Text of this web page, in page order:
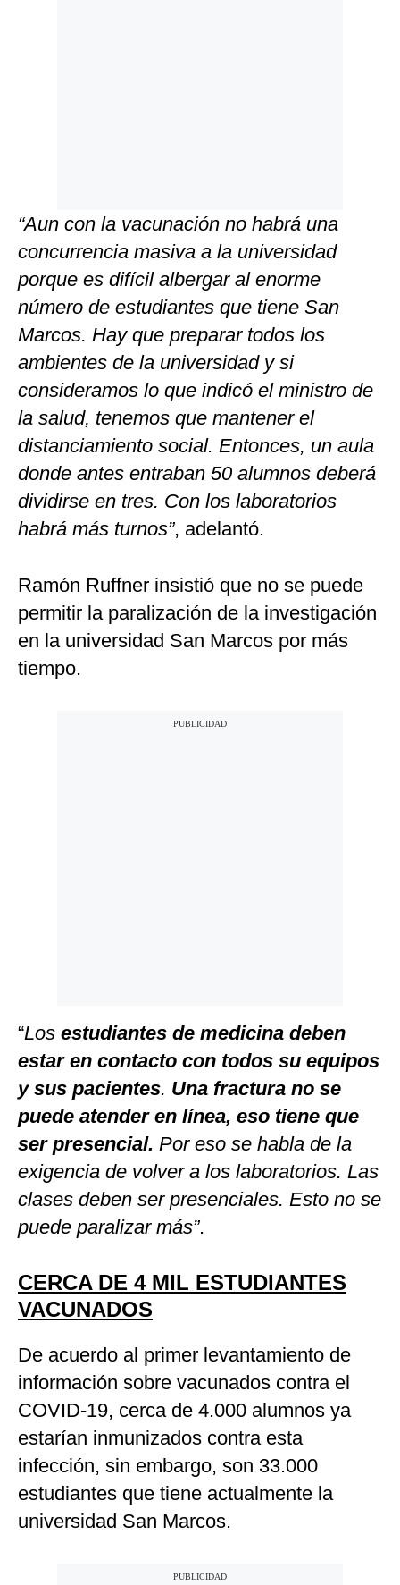
“Aun con la vacunación no habrá una
concurrencia masiva a la universidad
porque es difícil albergar al enorme
número de estudiantes que tiene San
Marcos. Hay que preparar todos los
ambientes de la universidad y si
consideramos lo que indicó el ministro de
la salud, tenemos que mantener el
distanciamiento social. Entonces, un aula
donde antes entraban 50 alumnos deberá
dividirse en tres. Con los laboratorios
habrá más turnos”, adelantó.
Ramón Ruffner insistió que no se puede
permitir la paralización de la investigación
en la universidad San Marcos por más
tiempo.
“Los estudiantes de medicina deben
estar en contacto con todos su equipos
y sus pacientes. Una fractura no se
puede atender en línea, eso tiene que
ser presencial. Por eso se habla de la
exigencia de volver a los laboratorios. Las
clases deben ser presenciales. Esto no se
puede paralizar más”.
CERCA DE 4 MIL ESTUDIANTES
VACUNADOS
De acuerdo al primer levantamiento de
información sobre vacunados contra el
COVID-19, cerca de 4.000 alumnos ya
estarían inmunizados contra esta
infección, sin embargo, son 33.000
estudiantes que tiene actualmente la
universidad San Marcos.